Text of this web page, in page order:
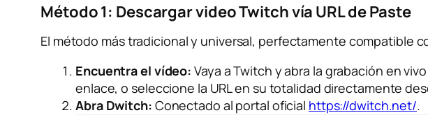
Método 1: Descargar video Twitch vía URL de Paste
El método más tradicional y universal, perfectamente compatible
Encuentra el vídeo: Vaya a Twitch y abra la grabación en
enlace, o seleccione la URL en su totalidad directamente
Abra Dwitch: Conectado al portal oficial https://dwitch.net/.